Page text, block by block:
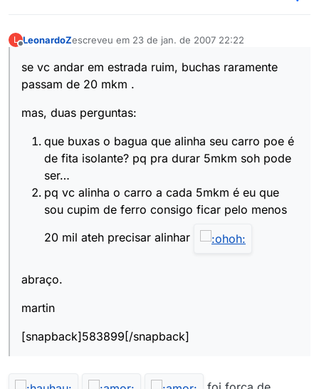
L LeonardoZescreveu em 23 de jan. de 2007 22:22
última edição por
se vc andar em estrada ruim, buchas raramente
passam de 20 mkm .
mas, duas perguntas:
que buxas o bagua que alinha seu carro poe é
de fita isolante? pq pra durar 5mkm soh pode
ser…
pq vc alinha o carro a cada 5mkm é eu que
sou cupim de ferro consigo ficar pelo menos
20 mil ateh precisar alinhar
abraço.
martin
[snapback]583899[/snapback]